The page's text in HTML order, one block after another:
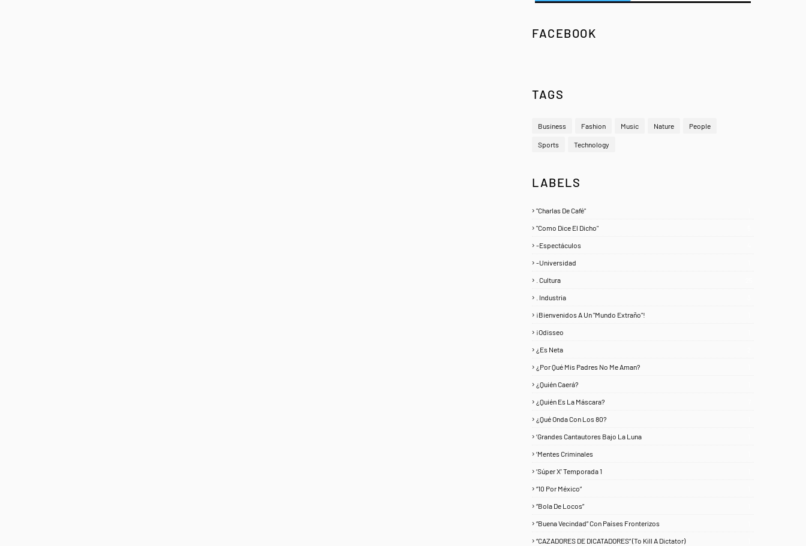
FACEBOOK
TAGS
Business Fashion Music Nature People
Sports Technology
LABELS
"Charlas De Café"
"Como Dice El Dicho"
-Espectáculos
-Universidad
. Cultura
. Industria
¡Bienvenidos A Un "Mundo Extraño"!
¡Odisseo
¿Es Neta
¿Por Qué Mis Padres No Me Aman?
¿Quién Caerá?
¿Quién Es La Máscara?
¿Qué Onda Con Los 80?
‘Grandes Cantautores Bajo La Luna
‘Mentes Criminales
‘Súper X’ Temporada 1
“10 Por México”
“Bola De Locos”
“Buena Vecindad” Con Países Fronterizos
“CAZADORES DE DICATADORES” (To Kill A Dictator)